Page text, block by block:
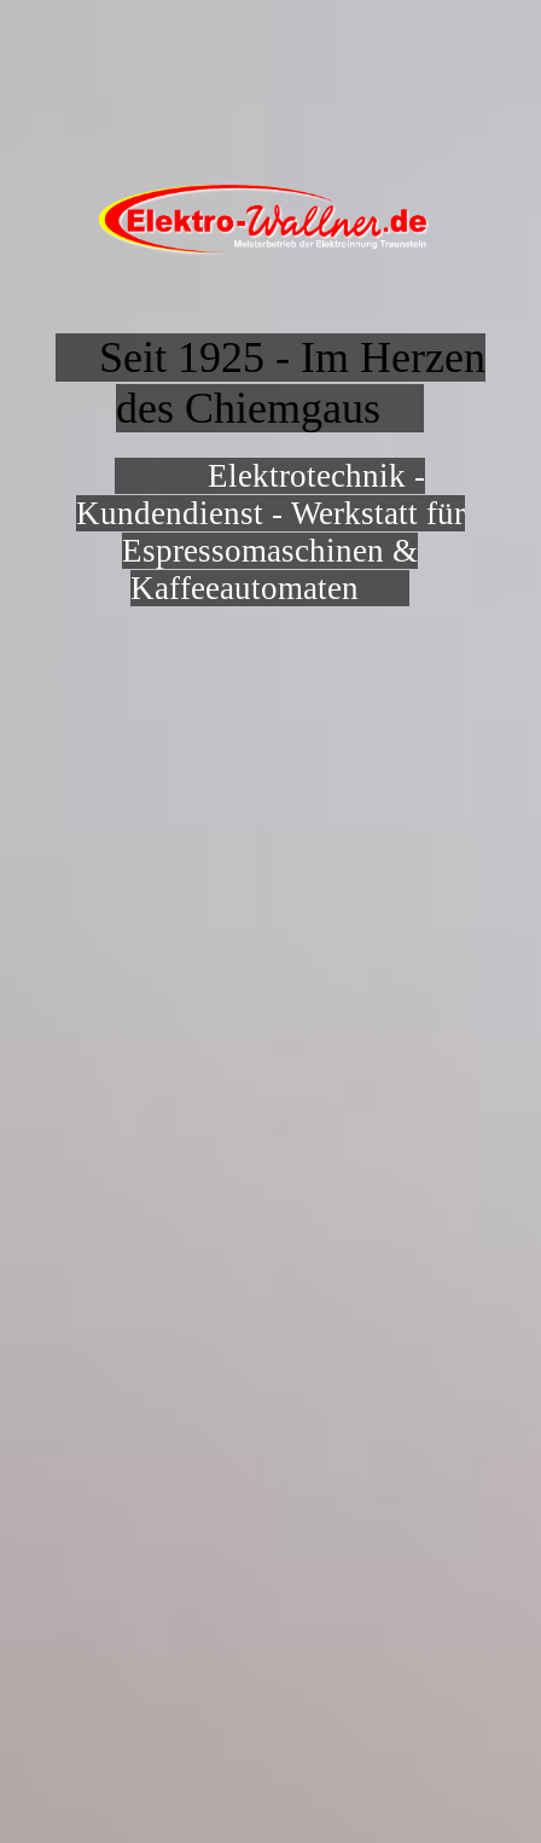
Seit 1925 - Im Herzen
des Chiemgaus
Elektrotechnik -
Kundendienst - Werkstatt für
Espressomaschinen &
Kaffeeautomaten